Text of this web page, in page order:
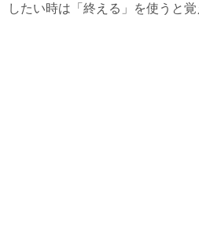
したい時は「終える」を使うと覚